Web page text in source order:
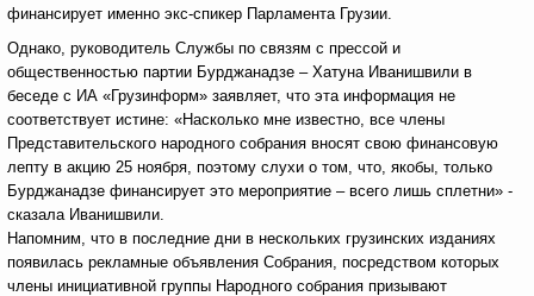
финансирует именно экс-спикер Парламента Грузии.
Однако, руководитель Службы по связям с прессой и
общественностью партии Бурджанадзе – Хатуна Иванишвили в
беседе с ИА «Грузинформ» заявляет, что эта информация не
соответствует истине: «Насколько мне известно, все члены
Представительского народного собрания вносят свою финансовую
лепту в акцию 25 ноября, поэтому слухи о том, что, якобы, только
Бурджанадзе финансирует это мероприятие – всего лишь сплетни» -
сказала Иванишвили.
Напомним, что в последние дни в нескольких грузинских изданиях
появилась рекламные объявления Собрания, посредством которых
члены инициативной группы Народного собрания призывают